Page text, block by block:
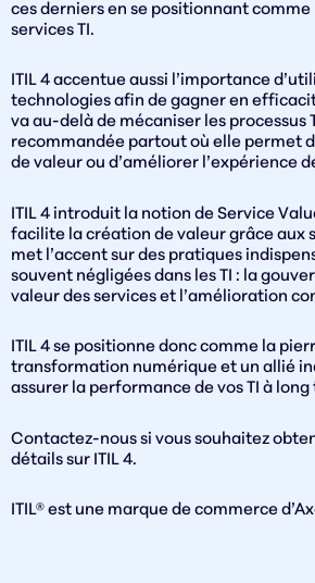
ces derniers en se positionnant comme
services TI.
ITIL 4 accentue aussi l’importance
technologies afin de gagner en
va au-delà de mécaniser les processus
recommandée partout où elle permet
de valeur ou d’améliorer l’expérience
ITIL 4 introduit la notion de Service
facilite la création de valeur grâce aux
met l’accent sur des pratiques
souvent négligées dans les TI : la
valeur des services et l’amélioration
ITIL 4 se positionne donc comme la
transformation numérique et un allié
assurer la performance de vos TI à long
Contactez-nous si vous souhaitez
détails sur ITIL 4.
ITIL® est une marque de commerce